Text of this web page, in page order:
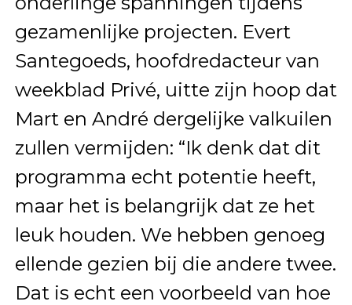
gezamenlijke projecten. Evert
Santegoeds, hoofdredacteur van
weekblad Privé, uitte zijn hoop dat
Mart en André dergelijke valkuilen
zullen vermijden: “Ik denk dat dit
programma echt potentie heeft,
maar het is belangrijk dat ze het
leuk houden. We hebben genoeg
ellende gezien bij die andere twee.
Dat is echt een voorbeeld van hoe